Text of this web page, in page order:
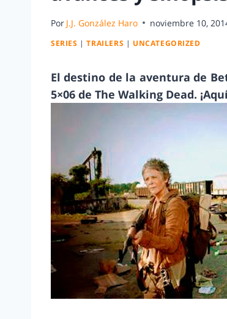
Por J.J. González Haro noviembre 10,
SERIES |TRAILERS | UNCATEGORIZED
El destino de la aventura de
5×06 de The Walking Dead.